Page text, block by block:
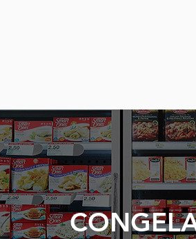
No
para mostrar